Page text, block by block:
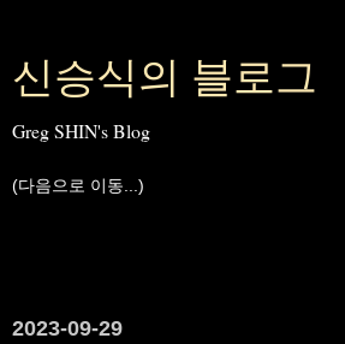
신승식의 블로그
Greg SHIN's Blog
2023-09-29